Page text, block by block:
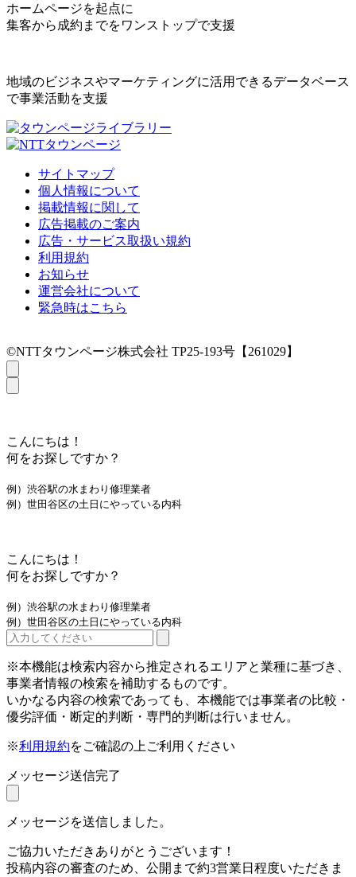
ホームページを起点に
集客から成約までをワンストップで支援
地域のビジネスやマーケティングに活用できるデータベース
で事業活動を支援
サイトマップ
個人情報について
掲載情報に関して
広告掲載のご案内
広告・サービス取扱い規約
利用規約
お知らせ
運営会社について
緊急時はこちら
©NTTタウンページ株式会社 TP25-193号【261029】
こんにちは！
何をお探しですか？
例）渋谷駅の水まわり修理業者
例）世田谷区の土日にやっている内科
こんにちは！
何をお探しですか？
例）渋谷駅の水まわり修理業者
例）世田谷区の土日にやっている内科
※本機能は検索内容から推定されるエリアと業種に基づき、
事業者情報の検索を補助するものです。
いかなる内容の検索であっても、本機能では事業者の比較・
優劣評価・断定的判断・専門的判断は行いません。
※利用規約をご確認の上ご利用ください
メッセージ送信完了
メッセージを送信しました。
ご協力いただきありがとうございます！
投稿内容の審査のため、公開まで約3営業日程度いただきま